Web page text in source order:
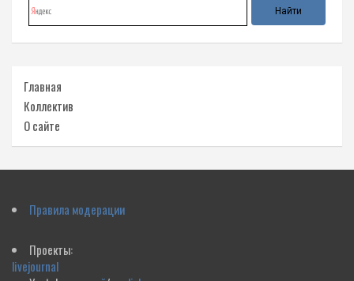
Главная
Коллектив
О сайте
Правила модерации
Проекты:
livejournal